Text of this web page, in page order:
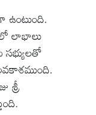
లాభాలు
శ్రీ